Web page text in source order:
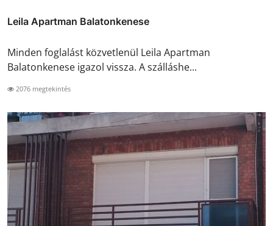
Leila Apartman Balatonkenese
Minden foglalást közvetlenül Leila Apartman
Balatonkenese igazol vissza. A szálláshe...
2076 megtekintés